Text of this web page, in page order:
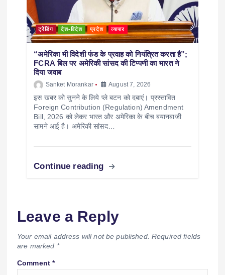
ट्रेंडिंग देश-विदेश प्रदेश व्यापार
“अमेरिका भी विदेशी फंड के प्रवाह को नियंत्रित करता है”;
FCRA बिल पर अमेरिकी सांसद की टिप्पणी का भारत ने
दिया जवाब
Sanket Morankar August 7, 2026
इस खबर को सुनने के लिये प्ले बटन को दबाएं। प्रस्तावित
Foreign Contribution (Regulation) Amendment
Bill, 2026 को लेकर भारत और अमेरिका के बीच बयानबाजी
सामने आई है। अमेरिकी सांसद…
Continue reading
Leave a Reply
Your email address will not be published. Required fields
are marked *
Comment*